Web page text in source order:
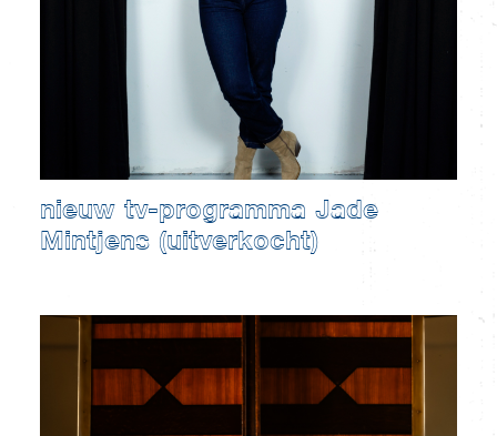
nieuw tv-programma Jade
Mintjens (uitverkocht)